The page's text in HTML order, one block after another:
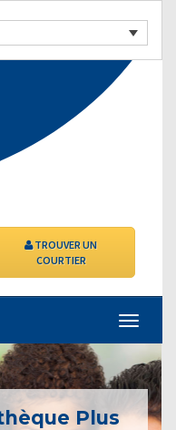
TROUVER UN
COURTIER
Plus